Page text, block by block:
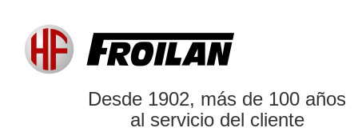
Desde 1902, más de 100 años
al servicio del cliente